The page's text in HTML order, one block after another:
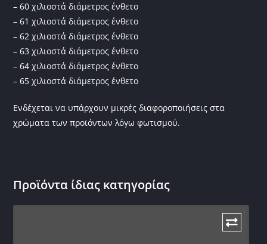
– 60 χιλιοστά διάμετρος ένθετο
– 61 χιλιοστά διάμετρος ένθετο
– 62 χιλιοστά διάμετρος ένθετο
– 63 χιλιοστά διάμετρος ένθετο
– 64 χιλιοστά διάμετρος ένθετο
– 65 χιλιοστά διάμετρος ένθετο
Ενδέχεται να υπάρχουν μικρές διαφοροποιήσεις στα
χρώματα των προϊόντων λόγω φωτισμού.
Προϊόντα ίδιας κατηγορίας